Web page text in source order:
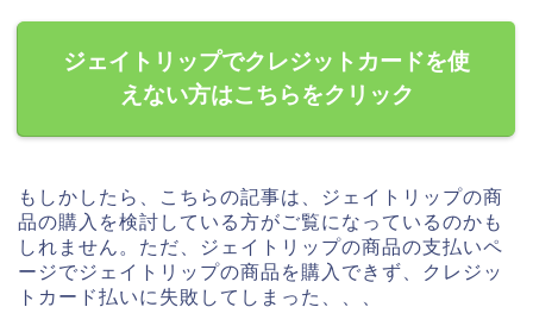
ジェイトリップでクレジットカードを使
えない方はこちらをクリック
もしかしたら、こちらの記事は、ジェイトリップの商
品の購入を検討している方がご覧になっているのかも
しれません。ただ、ジェイトリップの商品の支払いペ
ージでジェイトリップの商品を購入できず、クレジッ
トカード払いに失敗してしまった、、、